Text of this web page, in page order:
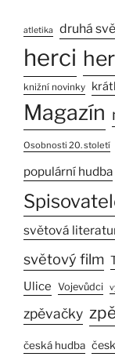
atletika druhá
herci
knižní novinky
Magazín
Osobnosti 20. století
populární hudba
světová
světový film
Ulice Vojevůdci
zpěvačky
česká hudba